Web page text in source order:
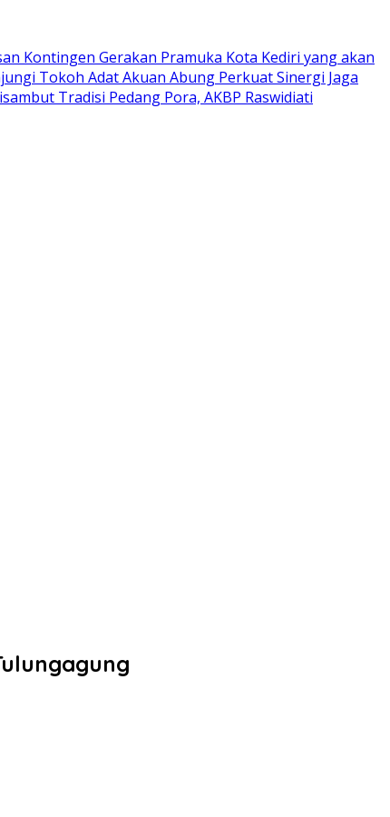
Kontingen Gerakan Pramuka Kota Kediri yang akan
Tokoh Adat Akuan Abung Perkuat Sinergi Jaga
Tradisi Pedang Pora, AKBP Raswidiati